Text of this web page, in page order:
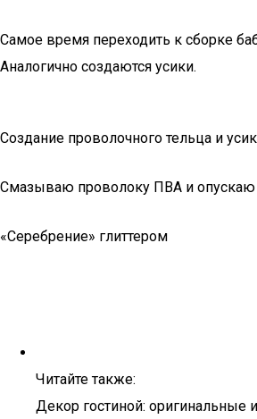
Самое время переходить к сборке
Аналогично создаются усики.
Создание проволочного тельца и
Смазываю проволоку ПВА и опускаю
«Серебрение» глиттером
Читайте также:
Декор гостиной: оригинальные